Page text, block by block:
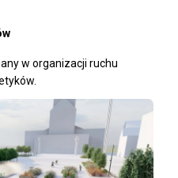
w organizacji ruchu